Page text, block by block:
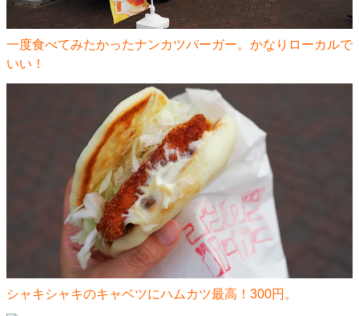
一度食べてみたかったナンカツバーガー。かなりローカルで
いい！
シャキシャキのキャベツにハムカツ最高！300円。